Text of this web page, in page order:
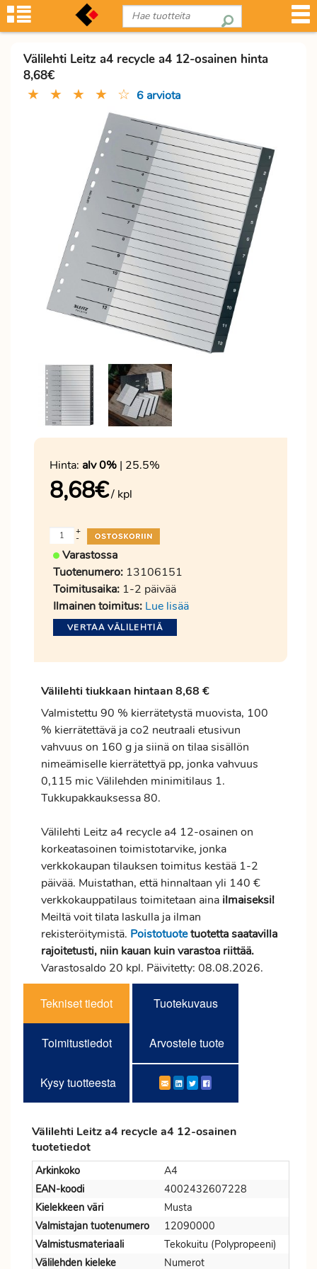
Välilehti Leitz a4 recycle a4 12-osainen hinta
8,68€
★ ★ ★ ★ ☆ 6 arviota
Hinta: alv 0% | 25.5%
8,68€/ kpl
-
+
Varastossa
Tuotenumero: 13106151
Toimitusaika: 1-2 päivää
Ilmainen toimitus: Lue lisää
VERTAA VÄLILEHTIÄ
Välilehti tiukkaan hintaan 8,68 €
Valmistettu 90 % kierrätetystä muovista, 100
% kierrätettävä ja co2 neutraali etusivun
vahvuus on 160 g ja siinä on tilaa sisällön
nimeämiselle kierrätettyä pp, jonka vahvuus
0,115 mic Välilehden minimitilaus 1.
Tukkupakkauksessa 80.
Välilehti Leitz a4 recycle a4 12-osainen on
korkeatasoinen toimistotarvike, jonka
verkkokaupan tilauksen toimitus kestää 1-2
päivää. Muistathan, että hinnaltaan yli 140 €
verkkokauppatilaus toimitetaan aina ilmaiseksi!
Meiltä voit tilata laskulla ja ilman
rekisteröitymistä. Poistotuotetuotetta saatavilla
rajoitetusti, niin kauan kuin varastoa riittää.
Varastosaldo 20 kpl. Päivitetty: 08.08.2026.
Tekniset tiedot Tuotekuvaus
Toimitustiedot Arvostele tuote
Kysy tuotteesta
Välilehti Leitz a4 recycle a4 12-osainen
tuotetiedot
Arkinkoko
A4
EAN-koodi
4002432607228
Kielekkeen väri
Musta
Valmistajan tuotenumero
12090000
Valmistusmateriaali
Tekokuitu (Polypropeeni)
Välilehden kieleke
Numerot